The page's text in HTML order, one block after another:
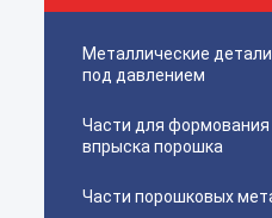
Металлические
под давлением
Части для
впрыска порошка
Части порошковых